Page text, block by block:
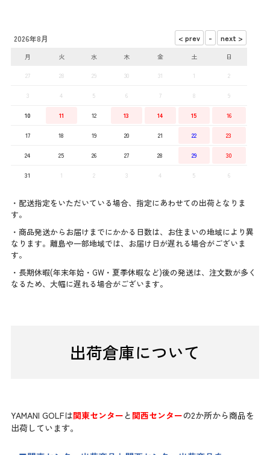
2026年8月
月 火 水 木 金 土 日
27 28 29 30 31 1 2
3 4 5 6 7 8 9
10 11 12 13 14 15 16
17 18 19 20 21 22 23
24 25 26 27 28 29 30
31 1 2 3 4 5 6
・配送指定をいただいている場合、指定にあわせての出荷となりま
す。
・商品発送からお届けまでにかかる日数は、お住まいの地域により異
なります。離島や一部地域では、お届け日が遅れる場合がございま
す。
・長期休暇(年末年始・GW・夏季休暇など)後の発送は、注文数が多く
なるため、大幅に遅れる場合がございます。
出荷倉庫について
YAMANI GOLFは関東センター と 関西センターの2か所から商品を
出荷しています。